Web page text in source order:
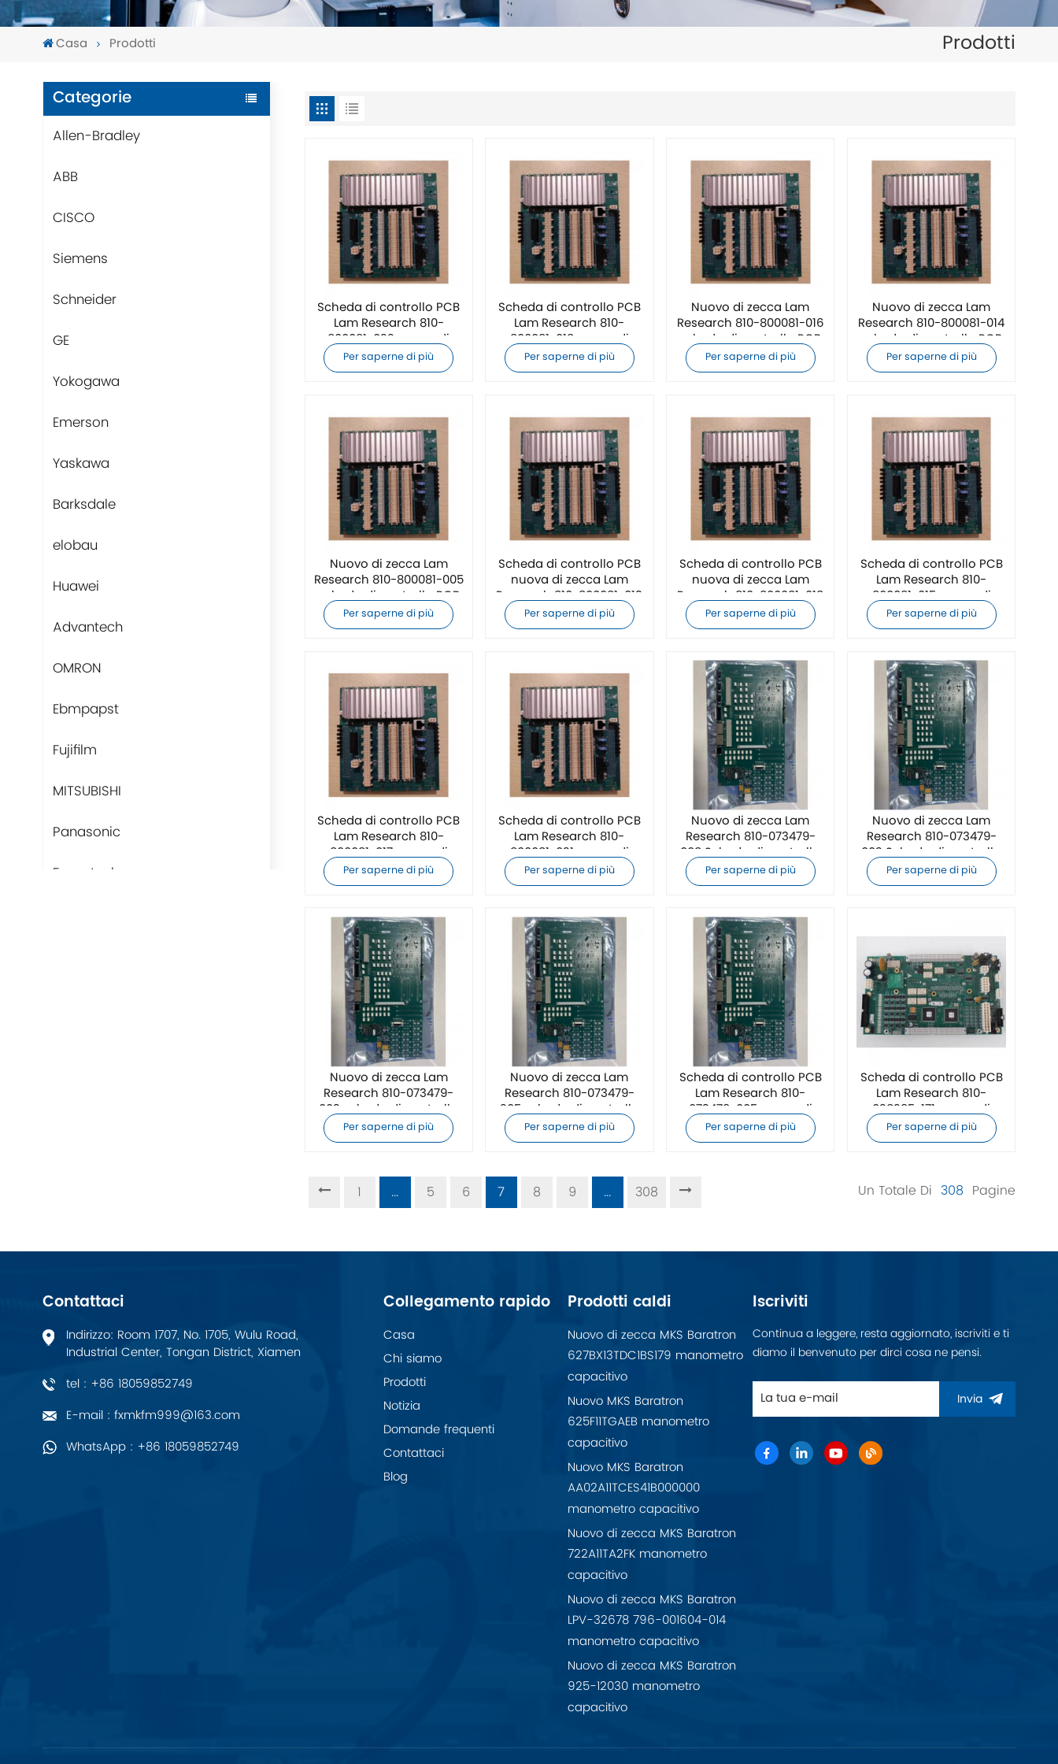
한국의
Casa Prodotti Prodotti
Categorie
Allen-Bradley
ABB
CISCO
Siemens
Schneider
GE
Yokogawa
Emerson
Yaskawa
Barksdale
elobau
Huawei
Advantech
OMRON
Ebmpapst
Fujifilm
MITSUBISHI
Panasonic
Fans-tech
CONTATTO PHOENIX
Mettler Toledo
PALL
Scheda di controllo PCB
Lam Research 810-
800081-022 nuova di
zecca
Per saperne di più
Scheda di controllo PCB
Lam Research 810-
800081-018 nuova di
zecca
Per saperne di più
Nuovo di zecca Lam
Research 810-800081-016
scheda di controllo PCB
Per saperne di più
Nuovo di zecca Lam
Research 810-800081-014
scheda di controllo PCB
Per saperne di più
Nuovo di zecca Lam
Research 810-800081-005
scheda di controllo PCB
Per saperne di più
Scheda di controllo PCB
nuova di zecca Lam
Research 810-800081-013
Per saperne di più
Scheda di controllo PCB
nuova di zecca Lam
Research 810-800081-018
Per saperne di più
Scheda di controllo PCB
Lam Research 810-
800081-015 nuova di
zecca
Per saperne di più
Scheda di controllo PCB
Lam Research 810-
800081-017 nuova di
zecca
Per saperne di più
Scheda di controllo PCB
Lam Research 810-
800081-021 nuova di
zecca
Per saperne di più
Nuovo di zecca Lam
Research 810-073479-
008 Scheda di controllo
PCB
Per saperne di più
Nuovo di zecca Lam
Research 810-073479-
002 Scheda di controllo
PCB
Per saperne di più
Nuovo di zecca Lam
Research 810-073479-
003 scheda di controllo
PCB
Per saperne di più
Nuovo di zecca Lam
Research 810-073479-
205 scheda di controllo
PCB
Per saperne di più
Scheda di controllo PCB
Lam Research 810-
073479-005 nuova di
zecca
Per saperne di più
Scheda di controllo PCB
Lam Research 810-
028295-171 nuova di
zecca
Per saperne di più
1 ... 5 6 7 8 9 ... 308 Un Totale Di 308 Pagine
Contattaci
Indirizzo: Room 1707, No. 1705, Wulu Road,
Industrial Center, Tongan District, Xiamen
tel : +86 18059852749
E-mail : fxmkfm999@163.com
WhatsApp : +86 18059852749
Collegamento rapido
Casa
Chi siamo
Prodotti
Notizia
Domande frequenti
Contattaci
Blog
Prodotti caldi
Nuovo di zecca MKS Baratron
627BX13TDC1BS179 manometro
capacitivo
Nuovo MKS Baratron
625F11TGAEB manometro
capacitivo
Nuovo MKS Baratron
AA02A11TCES41B000000
manometro capacitivo
Nuovo di zecca MKS Baratron
722A11TA2FK manometro
capacitivo
Nuovo di zecca MKS Baratron
LPV-32678 796-001604-014
manometro capacitivo
Nuovo di zecca MKS Baratron
925-12030 manometro
capacitivo
Iscriviti
Continua a leggere, resta aggiornato, iscriviti e ti
diamo il benvenuto per dirci cosa ne pensi.
Invia